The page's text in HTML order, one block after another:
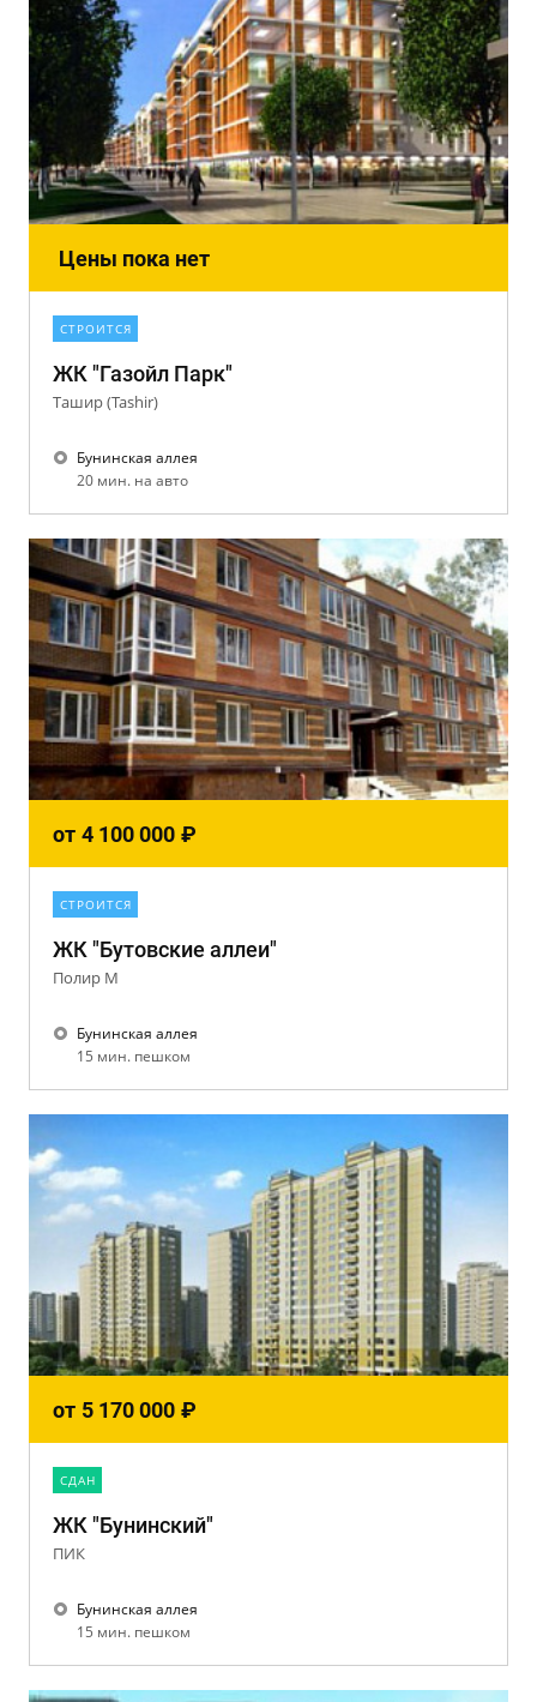
Цены пока нет
СТРОИТСЯ
ЖК "Газойл Парк"
Ташир (Tashir)
Бунинская аллея
20 мин. на авто
от 4 100 000 ₽
СТРОИТСЯ
ЖК "Бутовские аллеи"
Полир М
Бунинская аллея
15 мин. пешком
от 5 170 000 ₽
CДАН
ЖК "Бунинский"
ПИК
Бунинская аллея
15 мин. пешком